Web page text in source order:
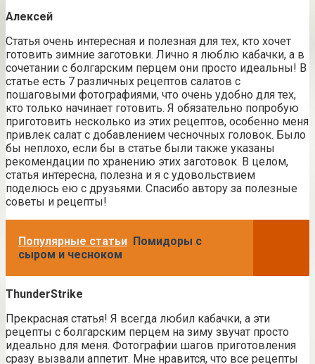
Алексей
Статья очень интересная и полезная для тех, кто хочет
готовить зимние заготовки. Лично я люблю кабачки, а в
сочетании с болгарским перцем они просто идеальны! В
статье есть 7 различных рецептов салатов с
пошаговыми фотографиями, что очень удобно для тех,
кто только начинает готовить. Я обязательно попробую
приготовить несколько из этих рецептов, особенно меня
привлек салат с добавлением чесночных головок. Было
бы неплохо, если бы в статье были также указаны
рекомендации по хранению этих заготовок. В целом,
статья интересна, полезна и я с удовольствием
поделюсь ею с друзьями. Спасибо автору за полезные
советы и рецепты!
Популярные статьи Помидоры с
сыром и чесноком
ThunderStrike
Прекрасная статья! Я всегда любил кабачки, а эти
рецепты с болгарским перцем на зиму звучат просто
идеально для меня. Фотографии шагов приготовления
сразу вызвали аппетит. Мне нравится, что все рецепты